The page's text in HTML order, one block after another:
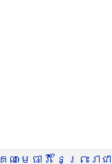
មេធាវី នៃព្រះ